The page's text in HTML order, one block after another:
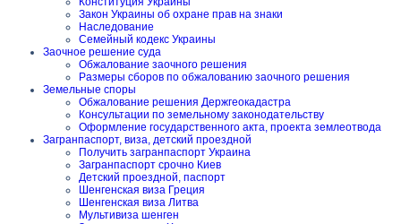
Закон Украины об охране прав на знаки
Наследование
Семейный кодекс Украины
Заочное решение суда
Обжалование заочного решения
Размеры сборов по обжалованию заочного решения
Земельные споры
Обжалование решения Держгеокадастра
Консультации по земельному законодательству
Оформление государственного акта, проекта землеотвода
Загранпаспорт, виза, детский проездной
Получить загранпаспорт Украина
Загранпаспорт срочно Киев
Детский проездной, паспорт
Шенгенская виза Греция
Шенгенская виза Литва
Мультивиза шенген